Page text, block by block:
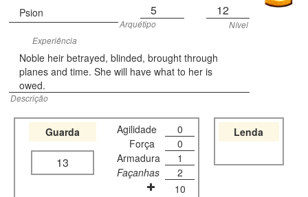
Psion 5 12
Arquétipo
Nível
Experiência
Noble heir betrayed, blinded, brought through
planes and time. She will have what to her is
owed.
Descrição
Guarda
13
Agilidade
0
Força
0
Armadura
1
Façanhas
2
10
Lenda